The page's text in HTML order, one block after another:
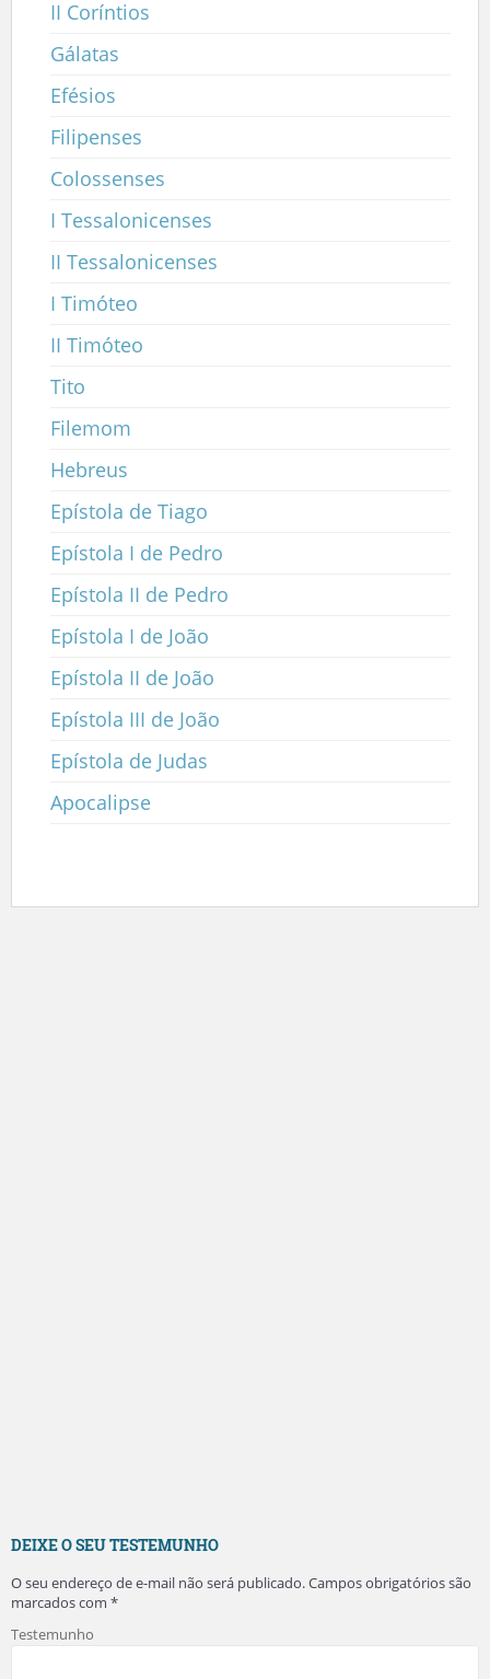
II Coríntios
Gálatas
Efésios
Filipenses
Colossenses
I Tessalonicenses
II Tessalonicenses
I Timóteo
II Timóteo
Tito
Filemom
Hebreus
Epístola de Tiago
Epístola I de Pedro
Epístola II de Pedro
Epístola I de João
Epístola II de João
Epístola III de João
Epístola de Judas
Apocalipse
DEIXE O SEU TESTEMUNHO
O seu endereço de e-mail não será publicado.Campos obrigatórios são
marcados com *
Testemunho